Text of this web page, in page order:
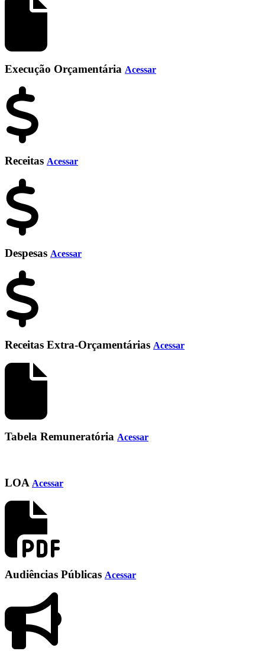
Execução Orçamentária Acessar
Receitas Acessar
Despesas Acessar
Receitas Extra-Orçamentárias Acessar
Tabela Remuneratória Acessar
LOA Acessar
Audiências Públicas Acessar